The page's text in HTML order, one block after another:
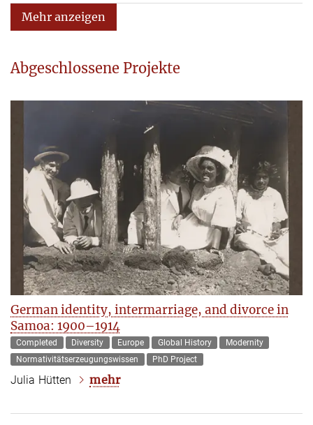
Mehr anzeigen
Abgeschlossene Projekte
German identity, intermarriage, and divorce in
Samoa: 1900–1914
Completed Diversity Europe Global History
Modernity
Normativitätserzeugungswissen
PhD Project
Julia Hütten mehr